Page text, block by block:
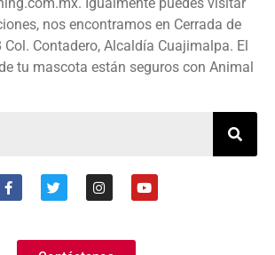
nos encontramos en Cerrada de
Contadero, Alcaldía Cuajimalpa. El
tu mascota están seguros con Animal